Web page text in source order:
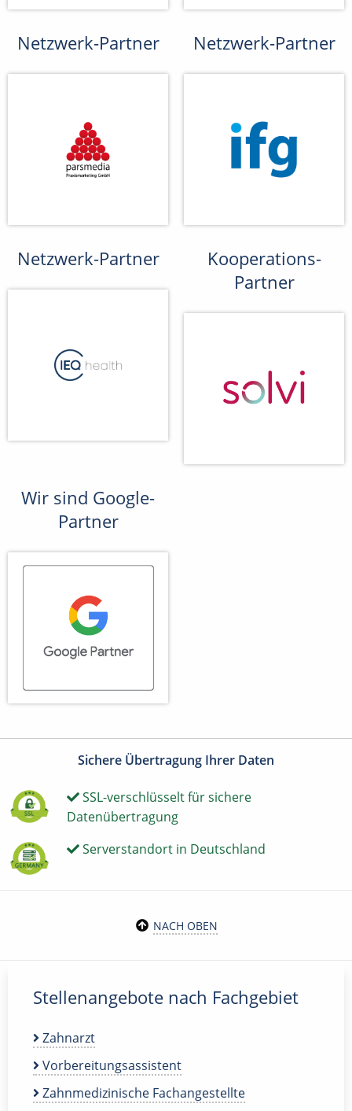
Netzwerk-Partner Netzwerk-Partner
Netzwerk-Partner
Kooperations-
Partner
Wir sind Google-
Partner
Sichere Übertragung Ihrer Daten
SSL-verschlüsselt für sichere
Datenübertragung
Serverstandort in Deutschland
NACH OBEN
Stellenangebote nach Fachgebiet
Zahnarzt
Vorbereitungsassistent
Zahnmedizinische Fachangestellte